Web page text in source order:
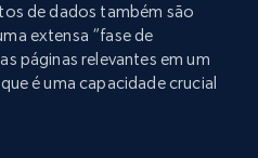
de dados também são
extensa “fase de
páginas relevantes em um
é uma capacidade crucial